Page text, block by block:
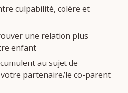
culpabilité, colère et
une relation plus
enfant
au sujet de
votre partenaire/le co-parent